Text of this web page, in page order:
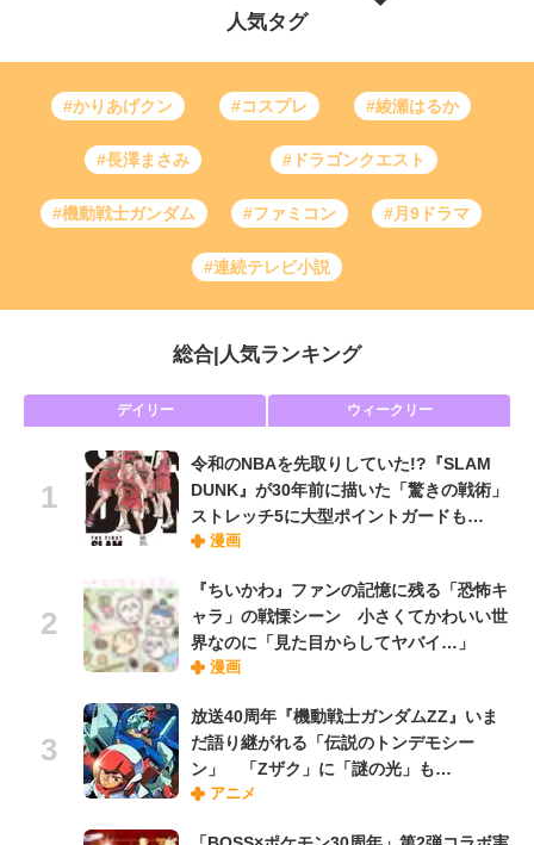
人気タグ
#かりあげクン #コスプレ #綾瀬はるか
#長澤まさみ #ドラゴンクエスト
#機動戦士ガンダム #ファミコン #月9ドラマ
#連続テレビ小説
総合 人気ランキング
デイリー ウィークリー
令和のNBAを先取りしていた!?『SLAM
DUNK』が30年前に描いた「驚きの戦術」
ストレッチ5に大型ポイントガードも…
漫画
『ちいかわ』ファンの記憶に残る「恐怖キ
ャラ」の戦慄シーン 小さくてかわいい世
界なのに「見た目からしてヤバイ…」
漫画
放送40周年『機動戦士ガンダムZZ』いま
だ語り継がれる「伝説のトンデモシー
ン」 「Zザク」に「謎の光」も…
アニメ